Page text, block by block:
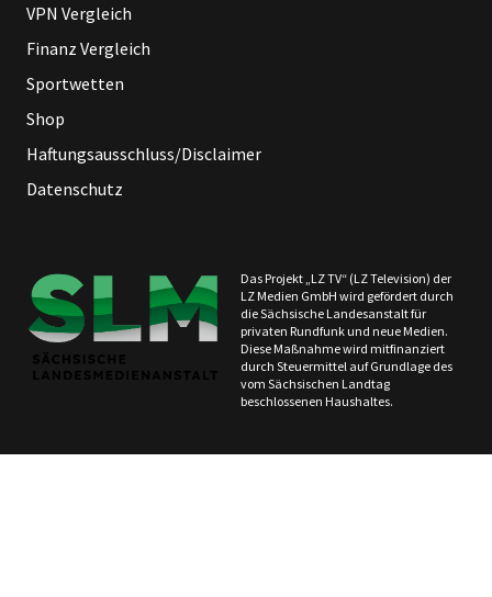
VPN Vergleich
Finanz Vergleich
Sportwetten
Shop
Haftungsausschluss/Disclaimer
Datenschutz
Das Projekt „LZ TV“ (LZ Television) der
LZ Medien GmbH wird gefördert durch
die Sächsische Landesanstalt für
privaten Rundfunk und neue Medien.
Diese Maßnahme wird mitfinanziert
durch Steuermittel auf Grundlage des
vom Sächsischen Landtag
beschlossenen Haushaltes.